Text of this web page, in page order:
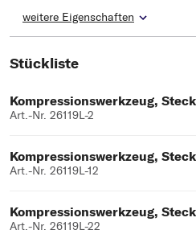
weitere Eigenschaften
Stückliste
Kompressionswerkzeug,
Art.-Nr. 26119L-2
Kompressionswerkzeug,
Art.-Nr. 26119L-12
Kompressionswerkzeug,
Art.-Nr. 26119L-22